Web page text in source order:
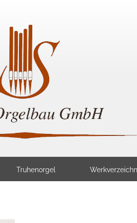
Truhenorgel